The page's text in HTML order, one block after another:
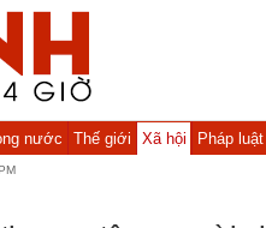
nước Thế giới Xã hội Pháp luật